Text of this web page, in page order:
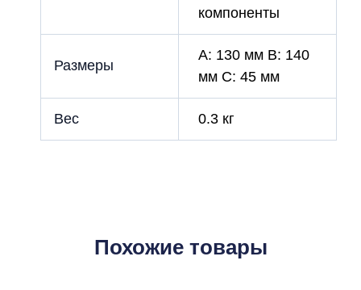
компоненты
Размеры
A: 130 мм B: 140
мм C: 45 мм
Вес 0.3 кг
Похожие товары